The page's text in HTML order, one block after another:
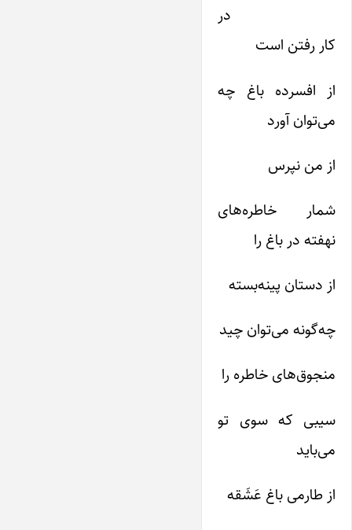
در
کار رفتن است
از افسرده باغ چه
می‌‌توان آورد
از من نپرس
شمار خاطره‌‌های
نهفته در باغ را
از دستان پینه‌‌بسته
چه‌‌گونه می‌‌توان چید
منجوق‌‌های خاطره را
سیبی که سوی تو
می‌‌باید
از طارمی باغ عَشَقه